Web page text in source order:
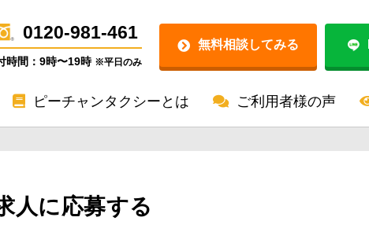
0120-981-461
時間：9時〜19時 ※平日のみ
無料相談してみる
ピーチャンタクシーとは ご利用者様の声
人に応募する